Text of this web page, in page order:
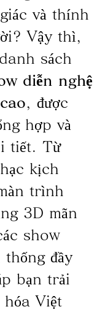
và thính
Vậy thì,
diễn nghệ
, được
hợp và
tiết. Từ
kịch
trình
3D mãn
show
đầy
bạn trải
hóa Việt